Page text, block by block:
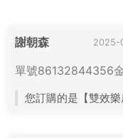
謝朝森 2025-
單號86132844356
您訂購的是【雙效